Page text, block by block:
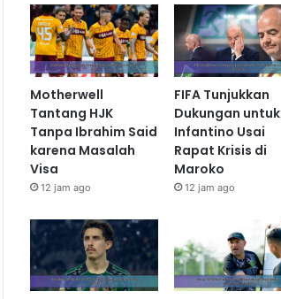
Motherwell
Tantang HJK
Tanpa Ibrahim Said
karena Masalah
Visa
12 jam ago
FIFA Tunjukkan
Dukungan untuk
Infantino Usai
Rapat Krisis di
Maroko
12 jam ago